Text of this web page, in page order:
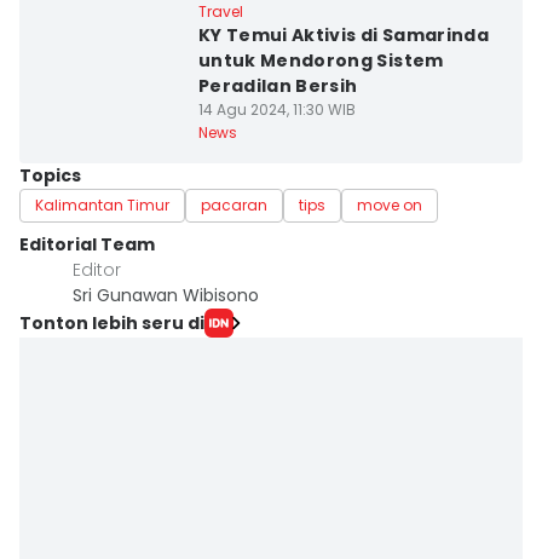
Travel
KY Temui Aktivis di Samarinda
untuk Mendorong Sistem
Peradilan Bersih
14 Agu 2024, 11:30 WIB
News
Topics
Kalimantan Timur pacaran tips move on
Editorial Team
Editor
Sri Gunawan Wibisono
Tonton lebih seru di